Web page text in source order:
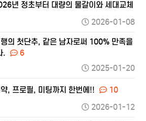
년 정초부터 대량의 물갈이와 세대교체
2026-01-08
의 첫단추, 같은 남자로써 100% 만족을
.
6
2025-01-20
, 프로필, 미팅까지 한번에!!
10
2026-01-12